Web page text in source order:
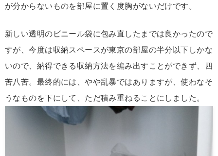
が分からないものを部屋に置く度胸がないだけです。
新しい透明のビニール袋に包み直したまでは良かったので
すが、今度は収納スペースが東京の部屋の半分以下しかな
いので、納得できる収納方法を編み出すことができず、四
苦八苦。最終的には、やや乱暴ではありますが、使わなそ
うなものを下にして、ただ積み重ねることにしました。